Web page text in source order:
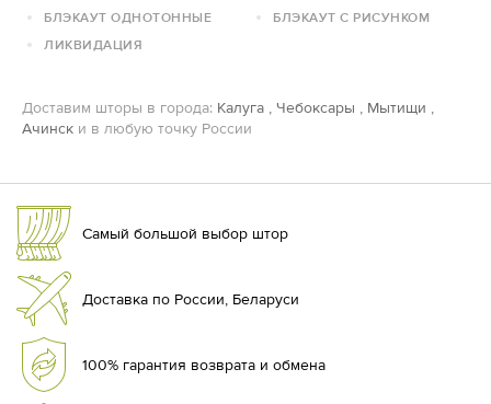
БЛЭКАУТ ОДНОТОННЫЕ
БЛЭКАУТ С РИСУНКОМ
ЛИКВИДАЦИЯ
Доставим шторы в города: Калуга , Чебоксары , Мытищи ,
Ачинск и в любую точку России
Самый большой выбор штор
Доставка по России, Беларуси
100% гарантия возврата и обмена